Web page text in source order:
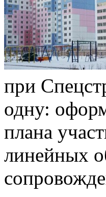
при
одну:
плана
линейных